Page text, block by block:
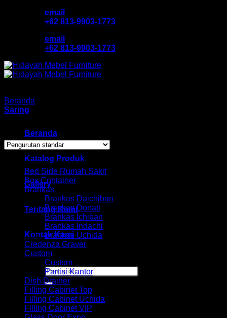
email
+62 813-9903-1773
email
+62 813-9903-1773
Beranda
Katalog Produk
Gallery
Tentang Kami
Kontak Kami
Pencarian
untuk:
Beranda
Saring
Browse
Bed Side Rumah Sakit
Box Container
Brankas
Brankas Daichiban
Brankas Donati
Brankas Ichiban
Brankas Indachi
Brankas Uchida
Credenza Graver
Custom
Custom
Partisi Kantor
Dish Drainer
Filling Cabinet Top
Filling Cabinet Uchida
Filling Cabinet VIP